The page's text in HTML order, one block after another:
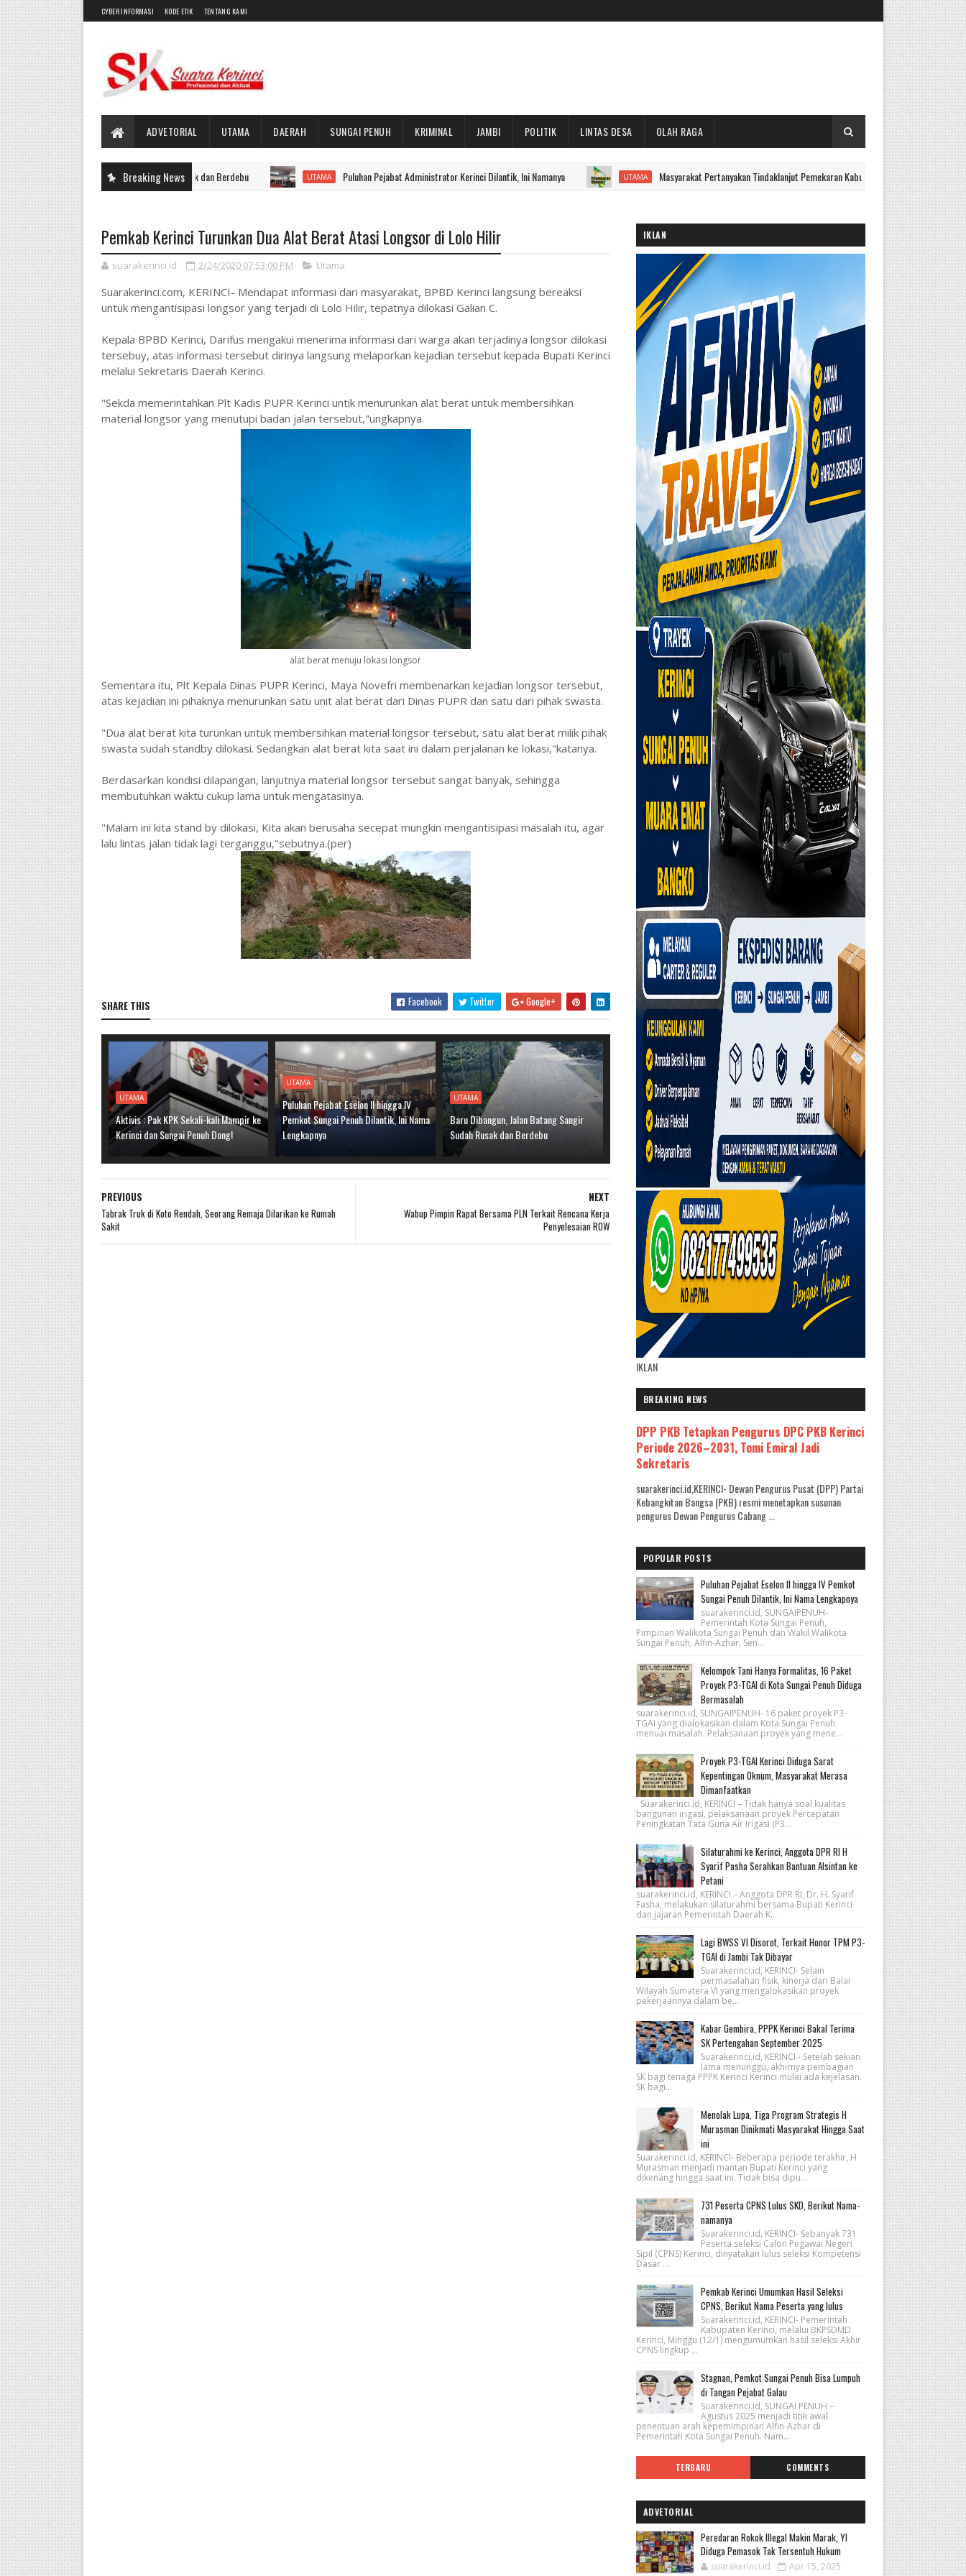
CYBER INFORMASI KODE ETIK TENTANG KAMI
ADVETORIAL UTAMA DAERAH SUNGAI PENUH KRIMINAL JAMBI POLITIK LINTAS DESA OLAH RAGA
Breaking News
Jalan Batang Sangir Sudah Rusak dan Berdebu UTAMA Puluhan Pejabat Administrator Kerinci Dilantik, Ini Namanya UTAMA Masyarakat Pertanyakan Tindaklanjut Pemekaran Kabupaten Kerinci UTAMA
Pemkab Kerinci Turunkan Dua Alat Berat Atasi Longsor di Lolo Hilir
suarakerinci.id 2/24/2020 07:53:00 PM Utama
Suarakerinci.com, KERINCI- Mendapat informasi dari masyarakat, BPBD Kerinci langsung bereaksi
untuk mengantisipasi longsor yang terjadi di Lolo Hilir, tepatnya dilokasi Galian C.
Kepala BPBD Kerinci, Darifus mengakui menerima informasi dari warga akan terjadinya longsor dilokasi
tersebuy, atas informasi tersebut dirinya langsung melaporkan kejadian tersebut kepada Bupati Kerinci
melalui Sekretaris Daerah Kerinci.
"Sekda memerintahkan Plt Kadis PUPR Kerinci untik menurunkan alat berat untuk membersihkan
material longsor yang menutupi badan jalan tersebut,"ungkapnya.
alat berat menuju lokasi longsor
Sementara itu, Plt Kepala Dinas PUPR Kerinci, Maya Novefri membenarkan kejadian longsor tersebut,
atas kejadian ini pihaknya menurunkan satu unit alat berat dari Dinas PUPR dan satu dari pihak swasta.
"Dua alat berat kita turunkan untuk membersihkan material longsor tersebut, satu alat berat milik pihak
swasta sudah standby dilokasi. Sedangkan alat berat kita saat ini dalam perjalanan ke lokasi,"katanya.
Berdasarkan kondisi dilapangan, lanjutnya material longsor tersebut sangat banyak, sehingga
membutuhkan waktu cukup lama untuk mengatasinya.
"Malam ini kita stand by dilokasi, Kita akan berusaha secepat mungkin mengantisipasi masalah itu, agar
lalu lintas jalan tidak lagi terganggu,"sebutnya.(per)
SHARE THIS Facebook Twitter Google+
UTAMA
Aktivis : Pak KPK Sekali-kali Mampir ke
Kerinci dan Sungai Penuh Dong!
UTAMA
Puluhan Pejabat Eselon II hingga IV
Pemkot Sungai Penuh Dilantik, Ini Nama
Lengkapnya
UTAMA
Baru Dibangun, Jalan Batang Sangir
Sudah Rusak dan Berdebu
NEXT
Wabup Pimpin Rapat Bersama PLN Terkait Rencana Kerja
Penyelesaian ROW
PREVIOUS
Tabrak Truk di Koto Rendah, Seorang Remaja Dilarikan ke Rumah
Sakit
IKLAN
IKLAN
BREAKING NEWS
DPP PKB Tetapkan Pengurus DPC PKB Kerinci
Periode 2026–2031, Tomi Emiral Jadi
Sekretaris
suarakerinci.id,KERINCI- Dewan Pengurus Pusat (DPP) Partai
Kebangkitan Bangsa (PKB) resmi menetapkan susunan
pengurus Dewan Pengurus Cabang ...
POPULAR POSTS
Puluhan Pejabat Eselon II hingga IV Pemkot
Sungai Penuh Dilantik, Ini Nama Lengkapnya
suarakerinci.id, SUNGAIPENUH-
Pemerintah Kota Sungai Penuh,
Pimpinan Walikota Sungai Penuh dan Wakil Walikota
Sungai Penuh, Alfin-Azhar, Sen...
Kelompok Tani Hanya Formalitas, 16 Paket
Proyek P3-TGAI di Kota Sungai Penuh Diduga
Bermasalah
suarakerinci.id, SUNGAIPENUH- 16 paket proyek P3-
TGAI yang dialokasikan dalam Kota Sungai Penuh
menuai masalah. Pelaksanaan proyek yang mene...
Proyek P3-TGAI Kerinci Diduga Sarat
Kepentingan Oknum, Masyarakat Merasa
Dimanfaatkan
Suarakerinci.id, KERINCI – Tidak hanya soal kualitas
bangunan irigasi, pelaksanaan proyek Percepatan
Peningkatan Tata Guna Air Irigasi (P3...
Silaturahmi ke Kerinci, Anggota DPR RI H
Syarif Pasha Serahkan Bantuan Alsintan ke
Petani
suarakerinci.id, KERINCI – Anggota DPR RI, Dr. H. Syarif
Fasha, melakukan silaturahmi bersama Bupati Kerinci
dan jajaran Pemerintah Daerah K...
Lagi BWSS VI Disorot, Terkait Honor TPM P3-
TGAI di Jambi Tak Dibayar
Suarakerinci.id, KERINCI- Selain
permasalahan fisik, kinerja dari Balai
Wilayah Sumatera VI yang mengalokasikan proyek
pekerjaannya dalam be...
Kabar Gembira, PPPK Kerinci Bakal Terima
SK Pertengahan September 2025
Suarakerinci.id, KERINCI - Setelah sekian
lama menunggu, akhirnya pembagian
SK bagi tenaga PPPK Kerinci Kerinci mulai ada kejelasan.
SK bagi...
Menolak Lupa, Tiga Program Strategis H
Murasman Dinikmati Masyarakat Hingga Saat
ini
Suarakerinci.id, KERINCI- Beberapa periode terakhir, H
Murasman menjadi mantan Bupati Kerinci yang
dikenang hingga saat ini. Tidak bisa dipu...
731 Peserta CPNS Lulus SKD, Berikut Nama-
namanya
Suarakerinci.id, KERINCI- Sebanyak 731
Peserta seleksi Calon Pegawai Negeri
Sipil (CPNS) Kerinci, dinyatakan lulus seleksi Kompetensi
Dasar ...
Pemkab Kerinci Umumkan Hasil Seleksi
CPNS, Berikut Nama Peserta yang lulus
Suarakerinci.id, KERINCI- Pemerintah
Kabupaten Kerinci, melalui BKPSDMD
Kerinci, Minggu (12/1) mengumumkan hasil seleksi Akhir
CPNS lingkup ...
Stagnan, Pemkot Sungai Penuh Bisa Lumpuh
di Tangan Pejabat Galau
Suarakerinci.id, SUNGAI PENUH –
Agustus 2025 menjadi titik awal
penentuan arah kepemimpinan Alfin-Azhar di
Pemerintah Kota Sungai Penuh. Nam...
TERBARU COMMENTS
ADVETORIAL
Peredaran Rokok Illegal Makin Marak, YI
Diduga Pemasok Tak Tersentuh Hukum
suarakerinci.id Apr 15, 2025